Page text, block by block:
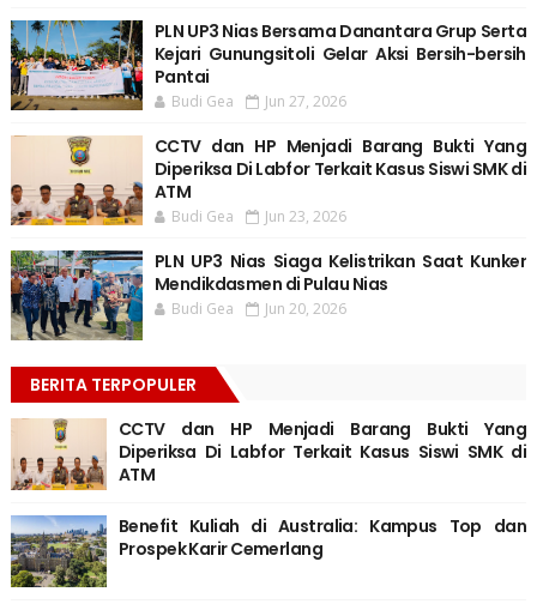
PLN UP3 Nias Bersama Danantara Grup Serta
Kejari Gunungsitoli Gelar Aksi Bersih-bersih
Pantai
Budi Gea Jun 27, 2026
CCTV dan HP Menjadi Barang Bukti Yang
Diperiksa Di Labfor Terkait Kasus Siswi SMK di
ATM
Budi Gea Jun 23, 2026
PLN UP3 Nias Siaga Kelistrikan Saat Kunker
Mendikdasmen di Pulau Nias
Budi Gea Jun 20, 2026
BERITA TERPOPULER
CCTV dan HP Menjadi Barang Bukti Yang
Diperiksa Di Labfor Terkait Kasus Siswi SMK di
ATM
Benefit Kuliah di Australia: Kampus Top dan
Prospek Karir Cemerlang